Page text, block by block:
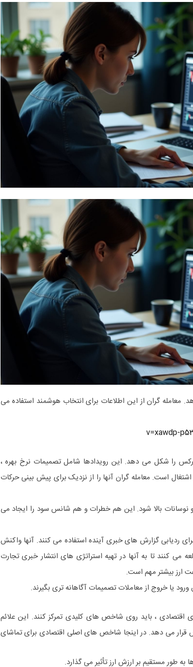
معامله گران از این اطلاعات برای انتخاب هوشمند استفاده می
را شکل می دهد. این رویدادها شامل تصمیمات نرخ بهره ،
است. معامله گران آنها را از نزدیک برای پیش بینی حرکات
نوسانات بالا شود. این هم خطرات و هم شانس سود را ایجاد می
ردیابی گزارش های خبری آینده استفاده می کنند. آنها واکنش
می کنند تا به آنها در تهیه استراتژی های انتشار خبری تجارت
ارز بیشتر مهم است.
یا خروج از معاملات تصمیمات آگاهانه تری بگیرند.
اقتصادی ، باید روی شاخص های کلیدی تمرکز کنند. این علائم
قرار می دهد. در اینجا شاخص های اصلی اقتصادی برای تماشای
طور مستقیم بر ارزش ارز تأثیر می گذارد.